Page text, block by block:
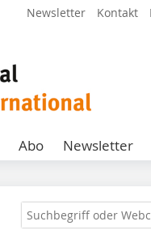
Newsletter Kontakt
Abo Newsletter